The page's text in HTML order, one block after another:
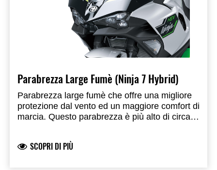
Parabrezza Large Fumè (Ninja 7 Hybrid)
Parabrezza large fumè che offre una migliore
protezione dal vento ed un maggiore comfort di
marcia. Questo parabrezza è più alto di circa
marchio Kawasaki, prodotto e sviluppato da
SCOPRI DI PIÙ